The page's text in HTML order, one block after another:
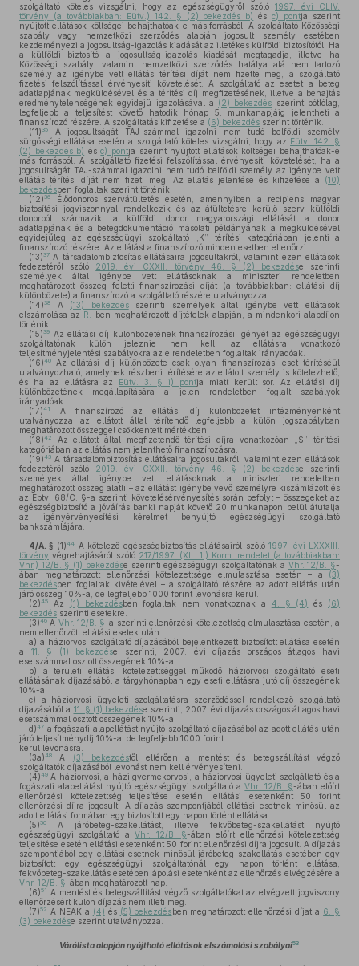
szolgáltató köteles vizsgálni, hogy az egészségügyről szóló 1997. évi CLIV.
törvény (a továbbiakban: Eütv.) 142. § (2) bekezdés b) ésc) pontja szerint
nyújtott ellátások költségei behajthatóak-e más forrásból. A szolgáltató Közösségi
szabály vagy nemzetközi szerződés alapján jogosult személy esetében
kezdeményezi a jogosultság-igazolás kiadását az illetékes külföldi biztosítótól. Ha
a külföldi biztosító a jogosultság-igazolás kiadását megtagadja, illetve ha
Közösségi szabály, valamint nemzetközi szerződés hatálya alá nem tartozó
személy az igénybe vett ellátás térítési díját nem fizette meg, a szolgáltató
fizetési felszólítással érvényesíti követelését. A szolgáltató az esetet a beteg
adatlapjának megküldésével és a térítési díj megfizetésének, illetve a behajtás
eredménytelenségének egyidejű igazolásával a (2) bekezdés szerint pótlólag,
legfeljebb a teljesítést követő hatodik hónap 5. munkanapjáig jelentheti a
finanszírozó részére. A szolgáltatás kifizetése a (6) bekezdés szerint történik.
(11) 35
A jogosultságát TAJ-számmal igazolni nem tudó belföldi személy
sürgősségi ellátása esetén a szolgáltató köteles vizsgálni, hogy az Eütv. 142. §
(2) bekezdés b) ésc) pontja szerint nyújtott ellátások költségei behajthatóak-e
más forrásból. A szolgáltató fizetési felszólítással érvényesíti követelését, ha a
jogosultságát TAJ-számmal igazolni nem tudó belföldi személy az igénybe vett
ellátás térítési díját nem fizeti meg. Az ellátás jelentése és kifizetése a (10)
bekezdésben foglaltak szerint történik.
(12) 36
Élődonoros szervátültetés esetén, amennyiben a recipiens magyar
biztosítási jogviszonnyal rendelkezik és az átültetésre kerülő szerv külföldi
donorból származik, a külföldi donor magyarországi ellátását a donor
adatlapjának és a betegdokumentáció másolati példányának a megküldésével
egyidejűleg az egészségügyi szolgáltató „K” térítési kategóriában jelenti a
finanszírozó részére. Az ellátást a finanszírozó minden esetben ellenőrzi.
(13) 37 A társadalombiztosítás ellátásaira jogosultakról, valamint ezen ellátások
fedezetéről szóló 2019. évi CXXII. törvény 46. § (2) bekezdése szerinti
személyek által igénybe vett ellátásoknak a miniszteri rendeletben
meghatározott összeg feletti finanszírozási díját (a továbbiakban: ellátási díj
különbözete) a finanszírozó a szolgáltató részére utalványozza.
(14) 38 A (13) bekezdésszerinti személyek által igénybe vett ellátások
elszámolása az R.-ben meghatározott díjtételek alapján, a mindenkori alapdíjon
történik.
(15) 39 Az ellátási díj különbözetének finanszírozási igényét az egészségügyi
szolgáltatónak külön jeleznie nem kell, az ellátásra vonatkozó
teljesítményjelentési szabályokra az e rendeletben foglaltak irányadóak.
(16)40
Az ellátási díj különbözete csak olyan finanszírozási eset térítéséül
utalványozható, amelynek részbeni térítésére az ellátott személy is kötelezhető,
és ha az ellátásra az Eütv. 3. § i) pontja miatt került sor. Az ellátási díj
különbözetének megállapítására a jelen rendeletben foglalt szabályok
irányadóak.
(17)41
A finanszírozó az ellátási díj különbözetet intézményenként
utalványozza az ellátott által térítendő legfeljebb a külön jogszabályban
meghatározott összeggel csökkentett mértékben.
(18)42
Az ellátott által megfizetendő térítési díjra vonatkozóan „S” térítési
kategóriában az ellátás nem jelenthető finanszírozásra.
(19)43 A társadalombiztosítás ellátásaira jogosultakról, valamint ezen ellátások
fedezetéről szóló 2019. évi CXXII. törvény 46. § (2) bekezdése szerinti
személyek által igénybe vett ellátásoknak a miniszteri rendeletben
meghatározott összeg alatti – az ellátást igénybe vevő személyre kiszámlázott és
az Ebtv. 68/C. §-a szerinti követelésérvényesítés során befolyt – összegeket az
egészségbiztosító a jóváírás banki napját követő 20 munkanapon belül átutalja
az igényérvényesítési kérelmet benyújtó egészségügyi szolgáltató
bankszámlájára.
4/A. § (1)44 A kötelező egészségbiztosítás ellátásairól szóló1997. évi LXXXIII.
törvény végrehajtásáról szóló 217/1997. (XII. 1.) Korm. rendelet (a továbbiakban:
Vhr.) 12/B. § (1) bekezdése szerinti egészségügyi szolgáltatónak a Vhr. 12/B. §-
ában meghatározott ellenőrzési kötelezettsége elmulasztása esetén – a (3)
bekezdésben foglaltak kivételével – a szolgáltató részére az adott ellátás után
járó összeg 10%-a, de legfeljebb 1000 forint levonásra kerül.
(2)45 Az (1) bekezdésben foglaltak nem vonatkoznak a 4. § (4) és (6)
bekezdés szerinti esetekre.
(3)46 A Vhr. 12/B. §-a szerinti ellenőrzési kötelezettség elmulasztása esetén, a
nem ellenőrzött ellátási esetek után
a) a háziorvosi szolgáltató díjazásából bejelentkezett biztosított ellátása esetén
a 11. § (1) bekezdése szerinti, 2007. évi díjazás országos átlagos havi
esetszámmal osztott összegének 10%-a,
b) a területi ellátási kötelezettséggel működő háziorvosi szolgáltató eseti
ellátásának díjazásából a tárgyhónapban egy eseti ellátásra jutó díj összegének
10%-a,
c) a háziorvosi ügyeleti szolgáltatásra szerződéssel rendelkező szolgáltató
díjazásából a 11. § (1) bekezdése szerinti, 2007. évi díjazás országos átlagos havi
esetszámmal osztott összegének 10%-a,
d)47 a fogászati alapellátást nyújtó szolgáltató díjazásából az adott ellátás után
járó teljesítménydíj 10%-a, de legfeljebb 1000 forint
kerül levonásra.
(3a)48 A (3) bekezdéstől eltérően a mentést és betegszállítást végző
szolgáltatók díjazásából levonást nem kell érvényesíteni.
(4)49 A háziorvosi, a házi gyermekorvosi, a háziorvosi ügyeleti szolgáltató és a
fogászati alapellátást nyújtó egészségügyi szolgáltató aVhr. 12/B. §-ában előírt
ellenőrzési kötelezettség teljesítése esetén, ellátási esetenként 50 forint
ellenőrzési díjra jogosult. A díjazás szempontjából ellátási esetnek minősül az
adott ellátási formában egy biztosított egy napon történt ellátása.
(5)50
A járóbeteg-szakellátást, illetve fekvőbeteg-szakellátást nyújtó
egészségügyi szolgáltató aVhr. 12/B. §-ában előírt ellenőrzési kötelezettség
teljesítése esetén ellátási esetenként 50 forint ellenőrzési díjra jogosult. A díjazás
szempontjából egy ellátási esetnek minősül járóbeteg-szakellátás esetében egy
biztosított egy egészségügyi szolgáltatónál egy napon történt ellátása,
fekvőbeteg-szakellátás esetében ápolási esetenként az ellenőrzés elvégzésére a
Vhr. 12/B. §-ában meghatározott nap.
(6)51 A mentést és betegszállítást végző szolgáltatókat az elvégzett jogviszony
ellenőrzésért külön díjazás nem illeti meg.
(7)52 A NEAK a (4) és (5) bekezdésben meghatározott ellenőrzési díjat a 6. §
(3) bekezdése szerint utalványozza.
Várólista alapján nyújtható ellátások elszámolási szabályai53